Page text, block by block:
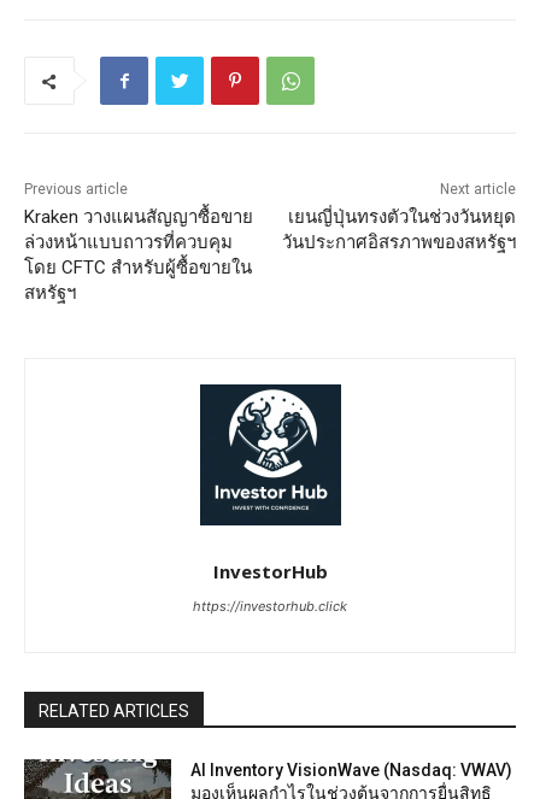
Previous article
Kraken วางแผนสัญญาซื้อขาย
ล่วงหน้าแบบถาวรที่ควบคุม
โดย CFTC สำหรับผู้ซื้อขายใน
สหรัฐฯ
Next article
เยนญี่ปุ่นทรงตัวในช่วงวันหยุด
วันประกาศอิสรภาพของสหรัฐฯ
InvestorHub
https://investorhub.click
RELATED ARTICLES
AI Inventory VisionWave (Nasdaq: VWAV)
มองเห็นผลกำไรในช่วงต้นจากการยื่นสิทธิ